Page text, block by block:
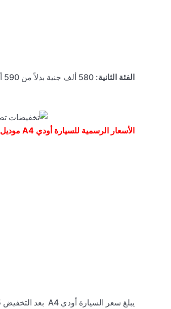
الفئة الثانية: 580 ألف جنية بدلاً من 590 ألف جنية
الأسعار الرسمية للسيارة أودي A4 موديل 2019
يبلغ سعر السيارة أودي A4 بعد التخفيض 715 ألف جنية بدلاً من 785 ألف جنية.